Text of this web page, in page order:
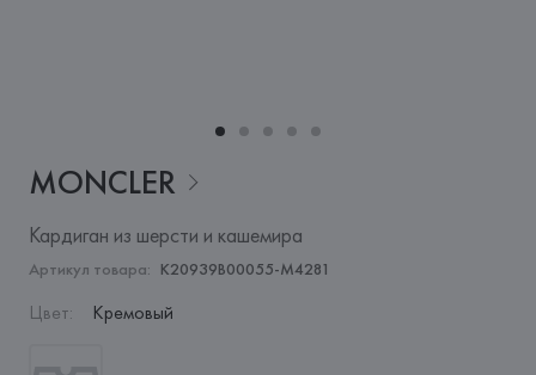
MONCLER
Кардиган из шерсти и кашемира
Артикул товара: K20939B00055-M4281
Цвет: Кремовый